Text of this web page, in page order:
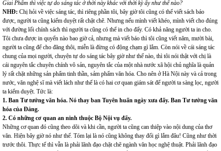
Giai Phẩm thì việc tự do sáng tác ở thời này khác với thời kỳ ấy như thế nào?
NHĐ: Chị hỏi về việc sáng tác, thì riêng phần tôi, bây giờ tôi cũng có thể viết sách báo
được, người ta cũng kiểm duyệt rất chặt chẽ. Nhưng nếu mình viết khéo, mình viết cho đúng
với đường lối chính sách thì người ta cũng có thể in cho đấy. Có khả năng người ta in cho.
Tôi chưa được in quyển nào bao giờ cả, nhưng mà viết báo thì tôi cũng viết năm, mười bài,
người ta cũng để cho đăng thôi, miễn là đừng có động chạm gì lắm. Còn nói về cái sáng tác
chung của mọi người, chuyện tự do sáng tác bây giờ như thế nào, thì tôi nói thật với chị là
cái nguyên tắc chuyên chính vô sản, nguyên tắc của một nhà nước xã hội chủ nghĩa là quản
lý rất chặt những sản phẩm tinh thần, sảm phẩm văn hóa. Cho nên ở Hà Nội này và cả trong
nước, văn nghệ sĩ mà viết lách như thế là có hai cơ quan giám sát để người ta sàng lọc, người
ta kiểm duyệt. Tức là:
1. Ban Tư tưởng văn hóa. Nó thay ban Tuyên huấn ngày xưa đấy. Ban Tư tưởng văn
hóa của Đảng.
2. Có những cơ quan an ninh thuộc Bộ Nội vụ đấy.
Những cơ quan đó cũng theo dõi và khi cần, người ta cũng can thiệp vào nội dung của thơ
văn. Hiện bây giờ nó như thế. Tóm lại là nó cũng không thay đổi gì lắm đâu! Cũng như thời
trước thôi. Thực tế thì vẫn là phải lãnh đạo chặt chẽ ngành văn học nghệ thuật. Phải lãnh đạo